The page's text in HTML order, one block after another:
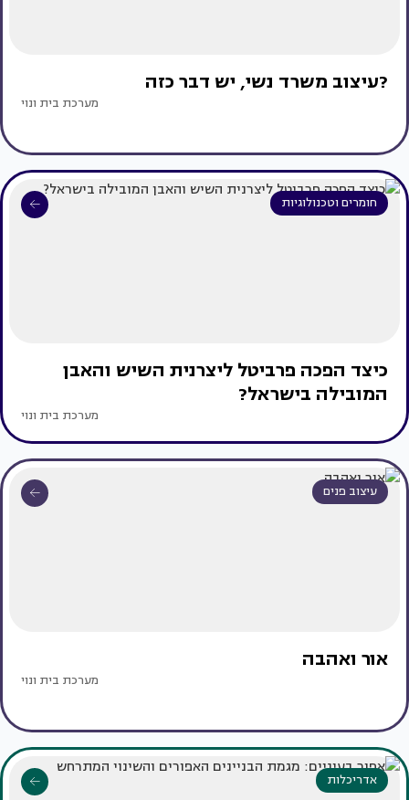
?עיצוב משרד נשי, יש דבר כזה
מערכת בית ונוי
חומרים וטכנולוגיות
כיצד הפכה פרביטל ליצרנית השיש והאבן
המובילה בישראל?
מערכת בית ונוי
עיצוב פנים
אור ואהבה
מערכת בית ונוי
אדריכלות